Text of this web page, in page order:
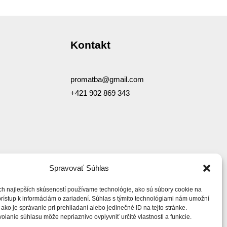
Spravovať Súhlas
najlepších skúseností používame technológie, ako sú súbory cookie na
k informáciám o zariadení. Súhlas s týmito technológiami nám umožní
je správanie pri prehliadaní alebo jedinečné ID na tejto stránke.
súhlasu môže nepriaznivo ovplyvniť určité vlastnosti a funkcie.
Kontakt
promatba@gmail.com
+421 902 869 343